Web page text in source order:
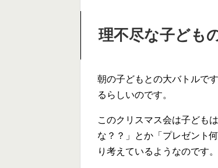
理不尽な子ども
朝の子どもとの大バトルで
るらしいのです。
このクリスマス会は子ども
な？？」とか「プレゼント
り考えているようなのです。